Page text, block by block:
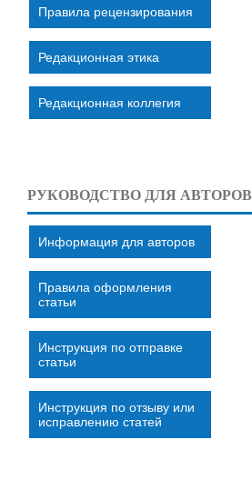
Правила рецензирования
Редакционная этика
Редакционная коллегия
РУКОВОДСТВО ДЛЯ АВТОРОВ
Информация для авторов
Правила оформления
статьи
Инструкция по отправке
статьи
Инструкция по отзыву или
исправлению статей